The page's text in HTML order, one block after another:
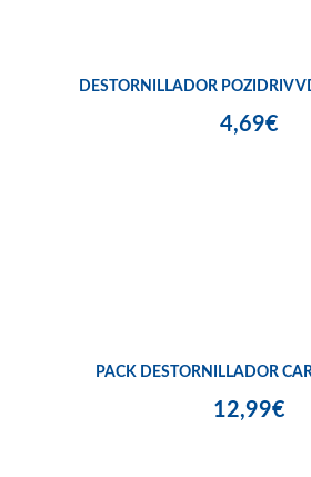
DESTORNILLADOR POZIDRIV
4,69€
PACK DESTORNILLADOR
12,99€